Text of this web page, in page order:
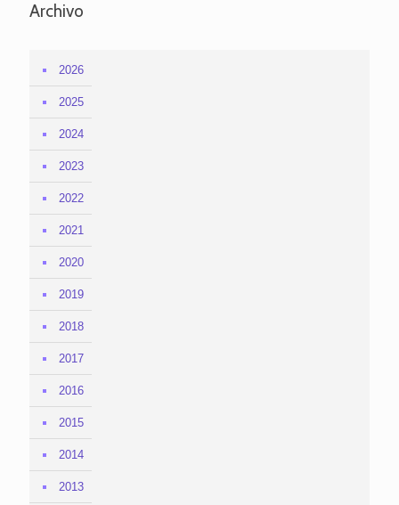
Archivo
2026
2025
2024
2023
2022
2021
2020
2019
2018
2017
2016
2015
2014
2013